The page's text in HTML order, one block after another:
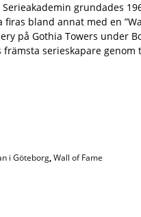
Serieakademin grundades
firas bland annat med en
på Gothia Towers under
främsta serieskapare
i Göteborg,Wall of Fame